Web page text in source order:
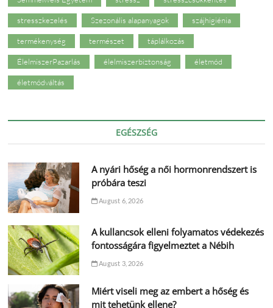
stresszkezelés Szezonális alapanyagok szájhigiénia
termékenység természet táplálkozás
ÉlelmiszerPazarlás élelmiszerbiztonság életmód
életmódváltás
EGÉSZSÉG
A nyári hőség a női hormonrendszert is
próbára teszi
August 6, 2026
A kullancsok elleni folyamatos védekezés
fontosságára figyelmeztet a Nébih
August 3, 2026
Miért viseli meg az embert a hőség és
mit tehetünk ellene?